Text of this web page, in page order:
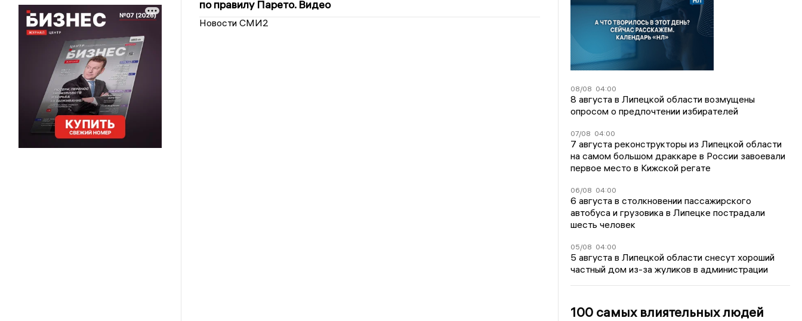
по правилу Парето. Видео
Новости СМИ2
08/08 04:00
8 августа в Липецкой области возмущены
опросом о предпочтении избирателей
07/08 04:00
7 августа реконструкторы из Липецкой области
на самом большом драккаре в России завоевали
первое место в Кижской регате
06/08 04:00
6 августа в столкновении пассажирского
автобуса и грузовика в Липецке пострадали
шесть человек
05/08 04:00
5 августа в Липецкой области снесут хороший
частный дом из-за жуликов в администрации
100 самых влиятельных людей